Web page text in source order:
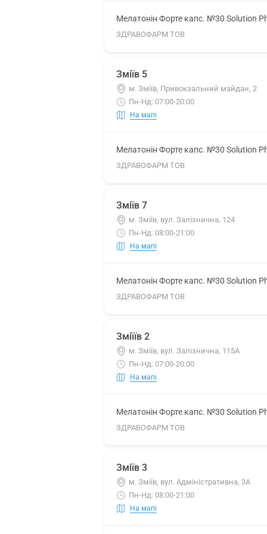
Мелатонін Форте капс. №30 Solution
ЗДРАВОФАРМ ТОВ
Зміїв 5
м. Зміїв, Привокзальний майдан, 2
Пн-Нд: 07:00-20:00
На мапі
Мелатонін Форте капс. №30 Solution
ЗДРАВОФАРМ ТОВ
Зміїв 7
м. Зміїв, вул. Залізнична, 124
Пн-Нд: 08:00-21:00
На мапі
Мелатонін Форте капс. №30 Solution
ЗДРАВОФАРМ ТОВ
Зміїїв 2
м. Зміїв, вул. Залізнична, 115А
Пн-Нд: 07:00-20:00
На мапі
Мелатонін Форте капс. №30 Solution
ЗДРАВОФАРМ ТОВ
Зміїв 3
м. Зміїв, вул. Адміністративна, 3А
Пн-Нд: 08:00-21:00
На мапі